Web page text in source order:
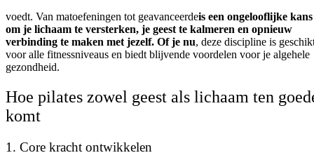
voedt. Van matoefeningen tot geavanceerdeis een ongelooflijke kans
om je lichaam te versterken, je geest te kalmeren en opnieuw
verbinding te maken met jezelf. Of je nu, deze discipline is
voor alle fitnessniveaus en biedt blijvende voordelen voor je algehele
gezondheid.
Hoe pilates zowel geest als lichaam ten
komt
1. Core kracht ontwikkelen